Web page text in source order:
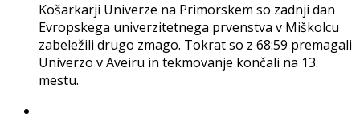
Košarkarji Univerze na Primorskem so zadnji dan
Evropskega univerzitetnega prvenstva v Miškolcu
zabeležili drugo zmago. Tokrat so z 68:59 premagali
Univerzo v Aveiru in tekmovanje končali na 13.
mestu.